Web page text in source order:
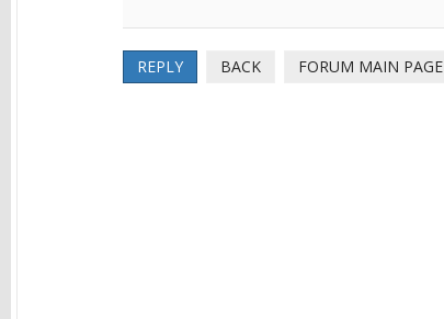
REPLY BACK FORUM MAIN PAGE